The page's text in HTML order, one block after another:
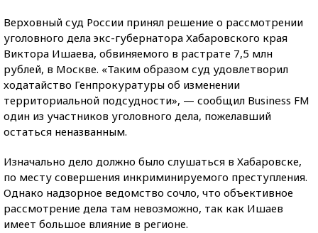
Верховный суд России принял решение о рассмотрении
уголовного дела экс-губернатора Хабаровского края
Виктора Ишаева, обвиняемого в растрате 7,5 млн
рублей, в Москве. «Таким образом суд удовлетворил
ходатайство Генпрокуратуры об изменении
территориальной подсудности», — сообщил Business FM
один из участников уголовного дела, пожелавший
остаться неназванным.
Изначально дело должно было слушаться в Хабаровске,
по месту совершения инкриминируемого преступления.
Однако надзорное ведомство сочло, что объективное
рассмотрение дела там невозможно, так как Ишаев
имеет большое влияние в регионе.